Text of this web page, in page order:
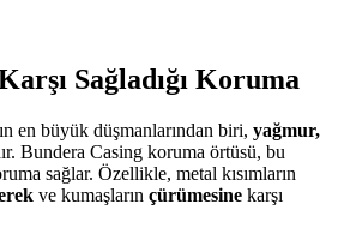
Sağladığı Koruma
en büyük düşmanlarından biri, yağmur,
Bundera Casing koruma örtüsü, bu
sağlar. Özellikle, metal kısımların
ve kumaşların çürümesine karşı